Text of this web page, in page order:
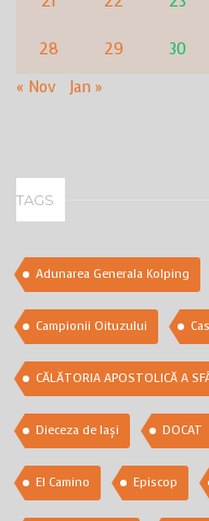
28 29 30
« Nov
Jan »
TAGS
Adunarea Generala Kolping
Campionii Oituzului
CĂLĂTORIA APOSTOLICĂ A
Dieceza de Iași DOCAT
El Camino Episcop